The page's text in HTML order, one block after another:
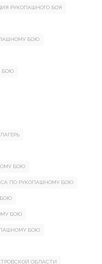
РУКОПАШНОГО БОЯ
БОЮ
БОЮ
БОЮ
ПО РУКОПАШНОМУ БОЮ
БОЮ
БОЮ
БОЮ
ОБЛАСТИ